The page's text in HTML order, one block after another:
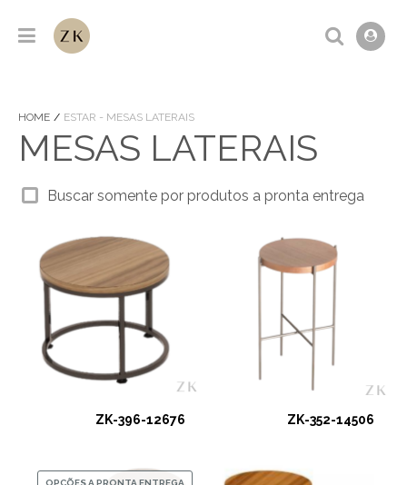
HOME ESTAR - MESAS LATERAIS
MESAS LATERAIS
Buscar somente por produtos a pronta entrega
ZK-396-12676 ZK-352-14506
OPÇÕES A PRONTA ENTREGA